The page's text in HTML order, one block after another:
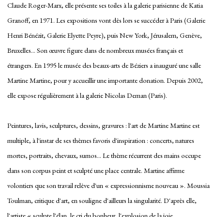
Claude Roger-Marx, elle présente ses toiles à la galerie parisienne de Katia
Granoff, en 1971. Les expositions vont dès lors se succéder à Paris (Galerie
Henri Bénézit, Galerie Elyette Peyre), puis New York, Jérusalem, Genève,
Bruxelles... Son œuvre figure dans de nombreux musées français et
étrangers. En 1995 le musée des beaux-arts de Béziers a inauguré une salle
Martine Martine, pour y accueillir une importante donation. Depuis 2002,
elle expose régulièrement à la galerie Nicolas Deman (Paris).
Peintures, lavis, sculptures, dessins, gravures : l'art de Martine Martine est
multiple, à l'instar de ses thèmes favoris d'inspiration : concerts, natures
mortes, portraits, chevaux, sumos... Le thème récurrent des mains occupe
dans son corpus peint et sculpté une place centrale. Martine affirme
volontiers que son travail relève d'un « expressionnisme nouveau ». Moussia
Toulman, critique d'art, en souligne d'ailleurs la singularité. D'après elle,